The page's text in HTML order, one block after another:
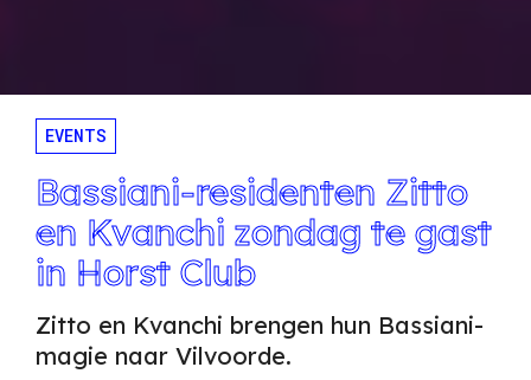
EVENTS
Bassiani-residenten Zitto
en Kvanchi zondag te gast
in Horst Club
Zitto en Kvanchi brengen hun Bassiani-
magie naar Vilvoorde.